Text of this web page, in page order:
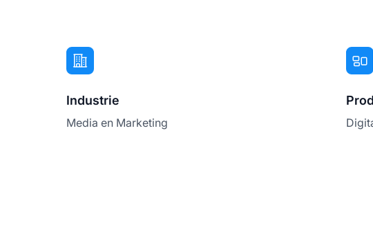
Industrie
Media en Marketing